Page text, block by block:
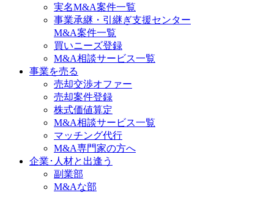
実名M&A案件一覧
事業承継・引継ぎ支援センター
M&A案件一覧
買いニーズ登録
M&A相談サービス一覧
事業を売る
売却交渉オファー
売却案件登録
株式価値算定
M&A相談サービス一覧
マッチング代行
M&A専門家の方へ
企業･人材と出逢う
副業部
M&Aな部